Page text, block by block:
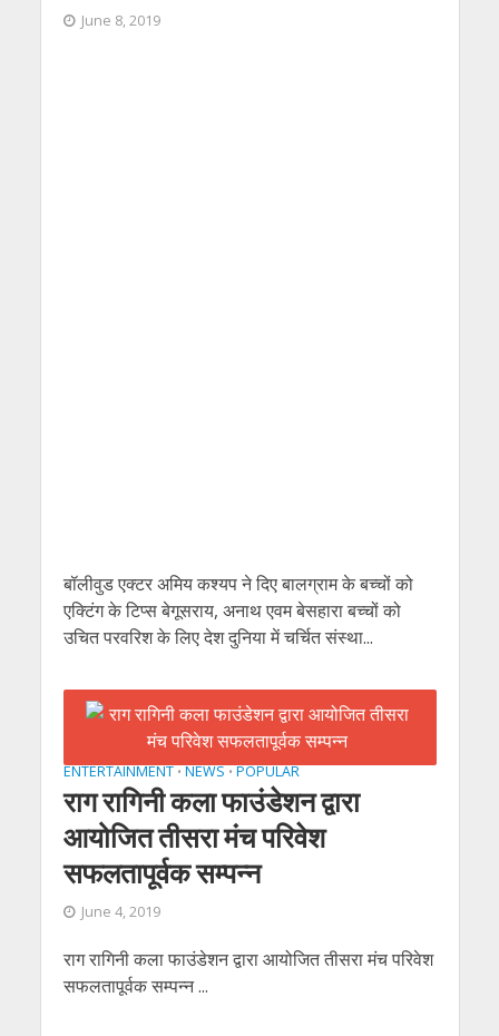
June 8, 2019
बॉलीवुड एक्टर अमिय कश्यप ने दिए बालग्राम के बच्चों को
एक्टिंग के टिप्स बेगूसराय, अनाथ एवम बेसहारा बच्चों को
उचित परवरिश के लिए देश दुनिया में चर्चित संस्था...
ENTERTAINMENT • NEWS • POPULAR
राग रागिनी कला फाउंडेशन द्वारा
आयोजित तीसरा मंच परिवेश
सफलतापूर्वक सम्पन्न
June 4, 2019
राग रागिनी कला फाउंडेशन द्वारा आयोजित तीसरा मंच परिवेश
सफलतापूर्वक सम्पन्न ...